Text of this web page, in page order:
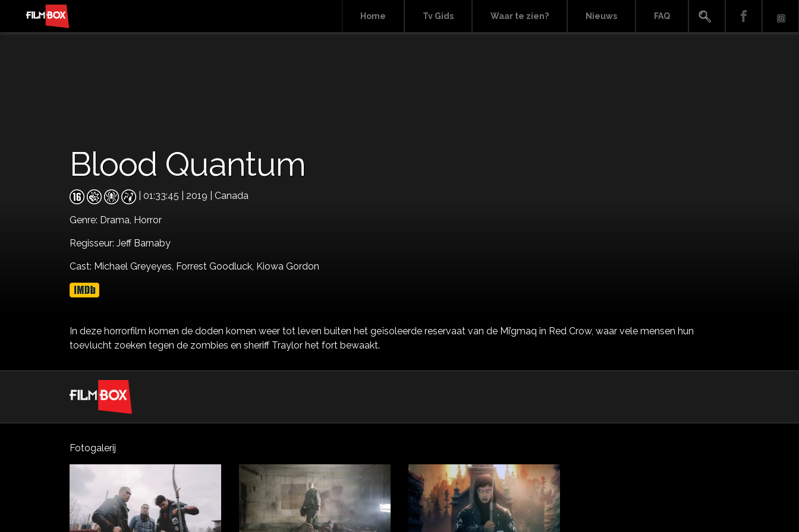
Home Tv Gids Waar te zien? Nieuws FAQ
Blood Quantum
| 01:33:45 | 2019 | Canada
Genre: Drama, Horror
Regisseur: Jeff Barnaby
Cast: Michael Greyeyes, Forrest Goodluck, Kiowa Gordon
In deze horrorfilm komen de doden komen weer tot leven buiten het geïsoleerde reservaat van de Mi’gmaq in Red Crow, waar vele mensen hun
toevlucht zoeken tegen de zombies en sheriff Traylor het fort bewaakt.
Fotogalerij